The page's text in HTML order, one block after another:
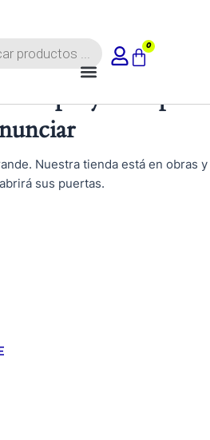
Menú
0
proyectos por
Nuestra tienda está en obras y
sus puertas.